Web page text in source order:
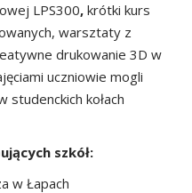
LPS300, krótki kurs
warsztaty z
drukowanie 3D w
uczniowie mogli
kołach
szkół:
w Łapach